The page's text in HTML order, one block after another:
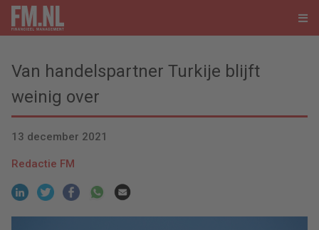
Van handelspartner Turkije blijft
weinig over
13 december 2021
Redactie FM